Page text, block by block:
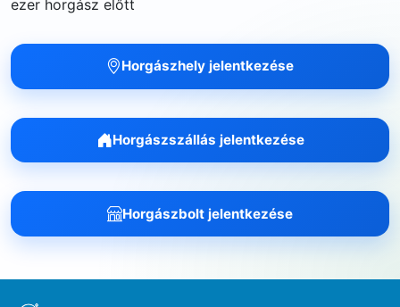
ezer horgász előtt
Horgászhely jelentkezése
Horgászszállás jelentkezése
Horgászbolt jelentkezése